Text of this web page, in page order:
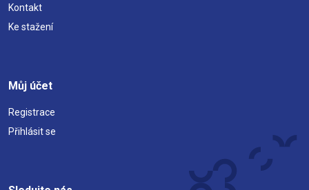
Kontakt
Ke stažení
Můj účet
Registrace
Přihlásit se